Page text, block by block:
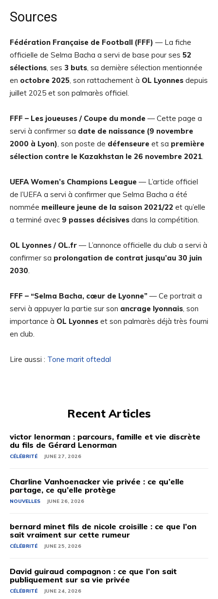
Sources
Fédération Française de Football (FFF) — La fiche
officielle de Selma Bacha a servi de base pour ses 52
sélections, ses 3 buts, sa dernière sélection mentionnée
en octobre 2025, son rattachement à OL Lyonnes depuis
juillet 2025 et son palmarès officiel.
FFF – Les joueuses / Coupe du monde — Cette page a
servi à confirmer sa date de naissance (9 novembre
2000 à Lyon), son poste de défenseure et sa première
sélection contre le Kazakhstan le 26 novembre 2021.
UEFA Women’s Champions League — L’article officiel
de l’UEFA a servi à confirmer que Selma Bacha a été
nommée meilleure jeune de la saison 2021/22 et qu’elle
a terminé avec 9 passes décisives dans la compétition.
OL Lyonnes / OL.fr — L’annonce officielle du club a servi à
confirmer sa prolongation de contrat jusqu’au 30 juin
2030.
FFF – “Selma Bacha, cœur de Lyonne” — Ce portrait a
servi à appuyer la partie sur son ancrage lyonnais, son
importance à OL Lyonnes et son palmarès déjà très fourni
en club.
Lire aussi : Tone marit oftedal
Recent Articles
victor lenorman : parcours, famille et vie discrète
du fils de Gérard Lenorman
CÉLÉBRITÉ JUNE 27, 2026
Charline Vanhoenacker vie privée : ce qu’elle
partage, ce qu’elle protège
NOUVELLES JUNE 26, 2026
bernard minet fils de nicole croisille : ce que l’on
sait vraiment sur cette rumeur
CÉLÉBRITÉ JUNE 25, 2026
David guiraud compagnon : ce que l’on sait
publiquement sur sa vie privée
CÉLÉBRITÉ JUNE 24, 2026